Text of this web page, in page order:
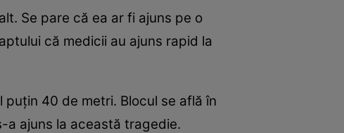
Se pare că ea ar fi ajuns pe o
că medicii au ajuns rapid la
40 de metri. Blocul se află în
a ajuns la această tragedie.